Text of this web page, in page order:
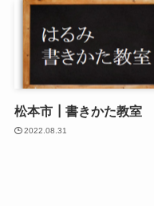
松本市┃書きかた教室
2022.08.31